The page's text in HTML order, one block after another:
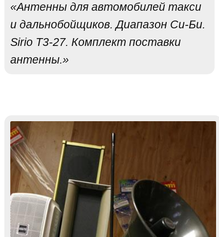
«Антенны для автомобилей такси
и дальнобойщиков. Диапазон Си-Би.
Sirio T3-27. Комплект поставки
антенны.»